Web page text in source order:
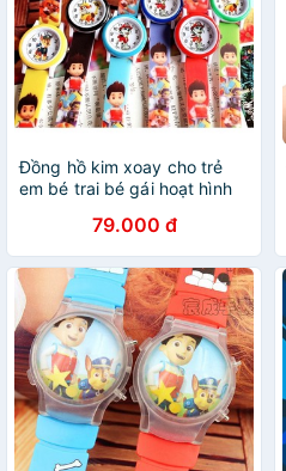
Đồng hồ kim xoay cho trẻ
em bé trai bé gái hoạt hình
chống nước nhẹ
79.000 đ